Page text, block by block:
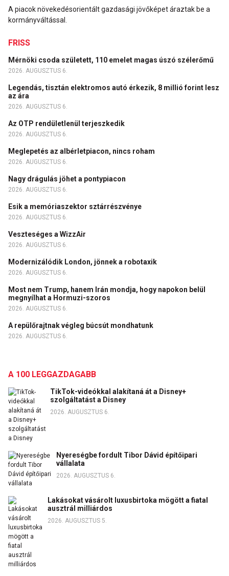
A piacok növekedésorientált gazdasági jövőképet áraztak be a
kormányváltással.
FRISS
Mérnöki csoda született, 110 emelet magas úszó szélerőmű
2026. AUGUSZTUS 6.
Legendás, tisztán elektromos autó érkezik, 8 millió forint lesz
az ára
2026. AUGUSZTUS 6.
Az OTP rendületlenül terjeszkedik
2026. AUGUSZTUS 6.
Meglepetés az albérletpiacon, nincs roham
2026. AUGUSZTUS 6.
Nagy drágulás jöhet a pontypiacon
2026. AUGUSZTUS 6.
Esik a memóriaszektor sztárrészvénye
2026. AUGUSZTUS 6.
Veszteséges a WizzAir
2026. AUGUSZTUS 6.
Modernizálódik London, jönnek a robotaxik
2026. AUGUSZTUS 6.
Most nem Trump, hanem Irán mondja, hogy napokon belül
megnyílhat a Hormuzi-szoros
2026. AUGUSZTUS 6.
A repülőrajtnak végleg búcsút mondhatunk
2026. AUGUSZTUS 6.
A 100 LEGGAZDAGABB
TikTok-videókkal alakítaná át a Disney+
szolgáltatást a Disney
2026. AUGUSZTUS 6.
Nyereségbe fordult Tibor Dávid építőipari
vállalata
2026. AUGUSZTUS 6.
Lakásokat vásárolt luxusbirtoka mögött a fiatal
ausztrál milliárdos
2026. AUGUSZTUS 5.